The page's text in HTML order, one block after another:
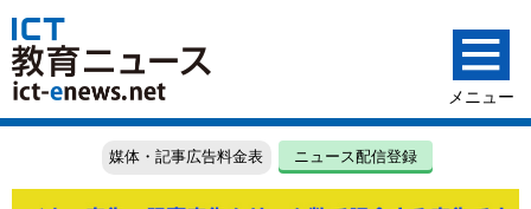
媒体・記事広告料金表 ニュース配信登録